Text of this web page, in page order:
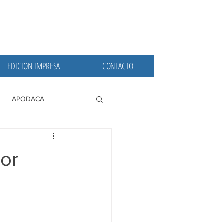
EDICION IMPRESA CONTACTO
APODACA